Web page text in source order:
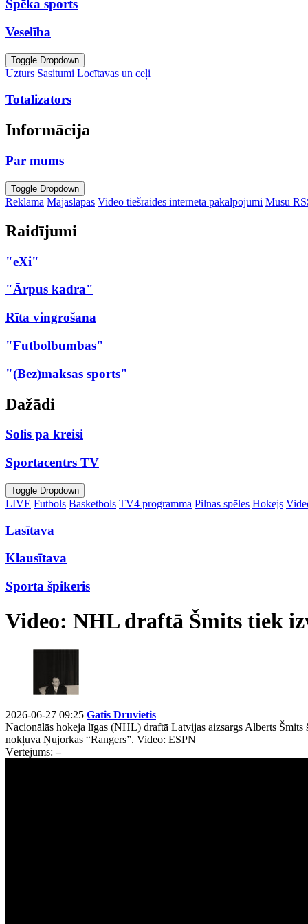
Spēka sports
Veselība
Toggle Dropdown
Uzturs Sasitumi Locītavas un ceļi
Totalizators
Informācija
Par mums
Toggle Dropdown
Reklāma Mājaslapas Video tiešraides internetā pakalpojumi Mūsu
Raidījumi
"eXi"
"Ārpus kadra"
Rīta vingrošana
"Futbolbumbas"
"(Bez)maksas sports"
Dažādi
Solis pa kreisi
Sportacentrs TV
Toggle Dropdown
LIVE Futbols Basketbols TV4 programma Pilnas spēles Hokejs
Lasītava
Klausītava
Sporta špikeris
Video: NHL draftā Šmits tiek
2026-06-27 09:25 Gatis Druvietis
Nacionālās hokeja līgas (NHL) draftā Latvijas aizsargs Alberts
nokļuva Ņujorkas “Rangers”. Video: ESPN
Vērtējums:–